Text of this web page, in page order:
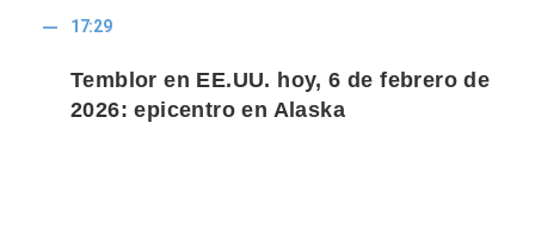
17:29
Temblor en EE.UU. hoy, 6 de febrero de
2026: epicentro en Alaska